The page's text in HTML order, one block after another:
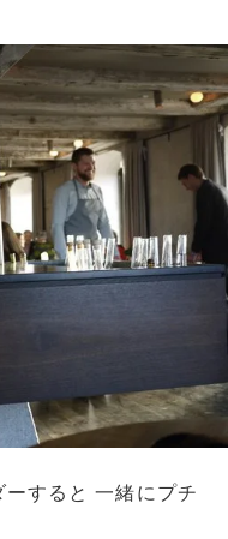
すると 一緒にプチ